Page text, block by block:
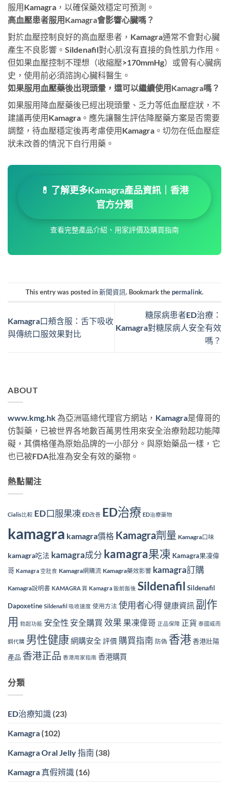
服用Kamagra，以確保藥效穩定可預測。
高血壓患者服用Kamagra會影響心臟嗎？
對於血壓控制良好的高血壓患者，Kamagra通常不會對心臟
產生不良影響。Sildenafil對心肌沒有直接的負性肌力作用。
但如果血壓控制不理想（收縮壓>170mmHg）或曾有心臟病
史，使用前必須諮詢心臟科醫生。
如果服用血壓藥後出現頭暈，還可以繼續使用Kamagra嗎？
如果服用降血壓藥後已經出現頭暈、乏力等低血壓症狀，不
建議再使用Kamagra。應先讓醫生評估降壓藥方案是否需要
調整，待血壓穩定後再考慮使用Kamagra。切勿在低血壓症
狀未改善的情況下自行用藥。
💊 了解更多Kamagra產品資訊｜香港
官方分類
查看完整產品介紹、用家評價及購買指南
This entry was posted in新聞資訊. Bookmark thepermalink.
Kamagra口頰含服：舌下吸收
與傳統口服效果對比
糖尿病患者ED治療：
Kamagra對糖尿病人安全有效
嗎？
ABOUT
www.kmg.hk為亞洲區總代理官方網站， Kamagra是偉哥的
仿製藥，已被世界各地數百萬男性用來安全治療勃起功能障
礙，其價格僅為原始品牌的一小部分。與原始藥品一樣，它
也已被FDA批准為安全有效的藥物。
熱點關注
Cialis比較 ED口服果凍 ED改善 ED治療 ED治療藥物
kamagra kamagra價格 Kamagra劑量 Kamagra口味
kamagra吃法 kamagra成分 kamagra果凍 Kamagra果凍偉
哥 Kamagra 空肚食 Kamagra網購流 Kamagra藥效影響 kamagra訂購
Kamagra說明書 KAMAGRA 買 Kamagra 飯前飯後 Sildenafil Sildenafil
Dapoxetine Sildenafil 吸收速度 使用方法 使用者心得健康資訊 副作
用 勃起功能 安全性 安全購買 效果 果凍偉哥 正品保障 正貨 泰國威而
鋼代購 男性健康網購安全評價 購買指南 防偽 香港香港壯陽
產品 香港正品 香港用家指南 香港購買
分類
ED治療知識 (23)
Kamagra (102)
Kamagra Oral Jelly 指南 (38)
Kamagra 真假辨識 (16)